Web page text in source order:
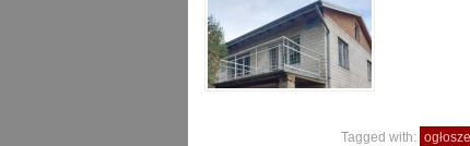
Tagged with: